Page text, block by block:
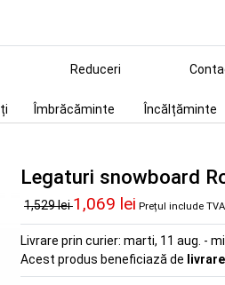
Reduceri
Îmbrăcăminte Încălțăminte
Legaturi snowboard
1,529 lei1,069 lei Prețul include TVA
Livrare prin curier: marti, 11 aug. -
Acest produs beneficiază de